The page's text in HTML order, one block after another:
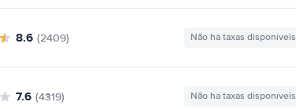
8.6 (2409) Não há taxas disponíveis
7.6 (4319) Não há taxas disponíveis